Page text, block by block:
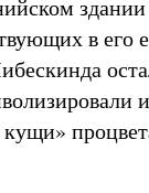
в его
кущи»